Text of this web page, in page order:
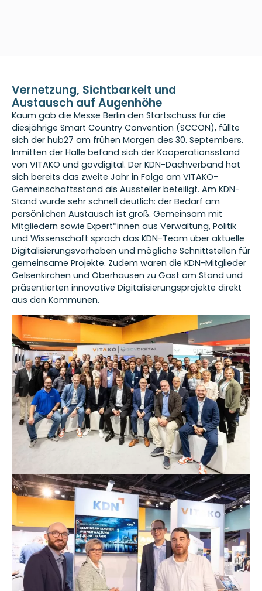
Vernetzung, Sichtbarkeit und
Austausch auf Augenhöhe
Kaum gab die Messe Berlin den Startschuss für die
diesjährige Smart Country Convention (SCCON), füllte
sich der hub27 am frühen Morgen des 30. Septembers.
Inmitten der Halle befand sich der Kooperationsstand
von VITAKO und govdigital. Der KDN-Dachverband hat
sich bereits das zweite Jahr in Folge am VITAKO-
Gemeinschaftsstand als Aussteller beteiligt. Am KDN-
Stand wurde sehr schnell deutlich: der Bedarf am
persönlichen Austausch ist groß. Gemeinsam mit
Mitgliedern sowie Expert*innen aus Verwaltung, Politik
und Wissenschaft sprach das KDN-Team über aktuelle
Digitalisierungsvorhaben und mögliche Schnittstellen für
gemeinsame Projekte. Zudem waren die KDN-Mitglieder
Gelsenkirchen und Oberhausen zu Gast am Stand und
präsentierten innovative Digitalisierungsprojekte direkt
aus den Kommunen.